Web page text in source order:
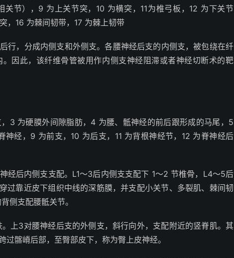
节），9 为上关节突，10 为横突，11为椎弓板，12 为下关节
，16 为棘间韧带，17 为棘上韧带
行，分成内侧支和外侧支。各腰神经后支的内侧支，被包绕在纤
因此，该纤维骨管被用作内侧支神经阻滞或者神经切断术的靶
3 为硬膜外间隙脂肪，4 为腰、骶神经的前后跟形成的马尾，5
经，9 为前支，10 为后支，11 为背根神经节，12 为脊神经后
经后内侧支支配。L1～3后内侧支支配下 1～2 节椎骨，L4～5后
过靠近皮下组织中线的深筋膜，并支配小关节、多裂肌、棘间韧
侧支配腰骶关节。
上3对腰神经后支的外侧支，斜行向外，支配附近的竖脊肌。其
髂嵴后部，至臀部皮下，称为臀上皮神经。